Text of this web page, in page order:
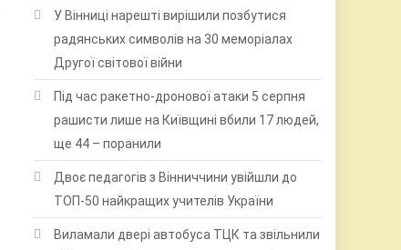
У Вінниці нарешті вирішили позбутися
радянських символів на 30 меморіалах
Другої світової війни
Під час ракетно-дронової атаки 5 серпня
рашисти лише на Київщині вбили 17 людей,
ще 44 – поранили
Двоє педагогів з Вінниччини увійшли до
ТОП-50 найкращих учителів України
Виламали двері автобуса ТЦК та звільнили